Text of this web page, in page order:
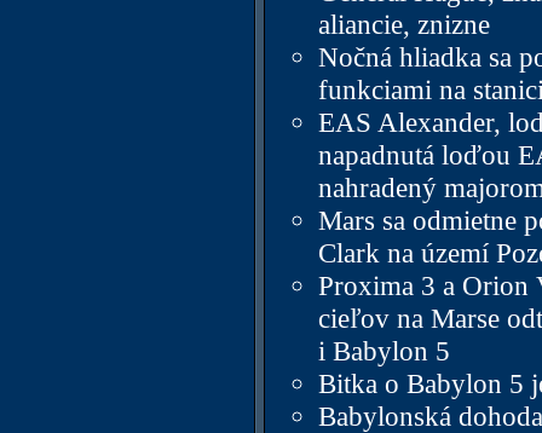
aliancie, znizne
Nočná hliadka sa
funkciami na
EAS Alexander,
napadnutá loďou
nahradený
Mars sa odmietne
Clark na území
Proxima 3 a Orion
cieľov na Marse
i Babylon 5
Bitka o Babylon 5
Babylonská